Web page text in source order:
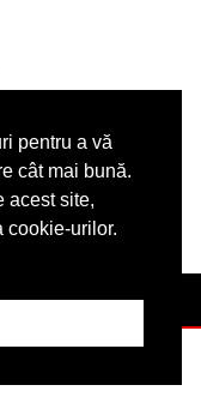
rezervate
pentru a vă
cât mai bună.
acest site,
cookie-urilor.